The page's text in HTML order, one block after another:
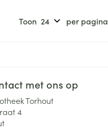
Toon per pagina
met ons op
Torhout
4